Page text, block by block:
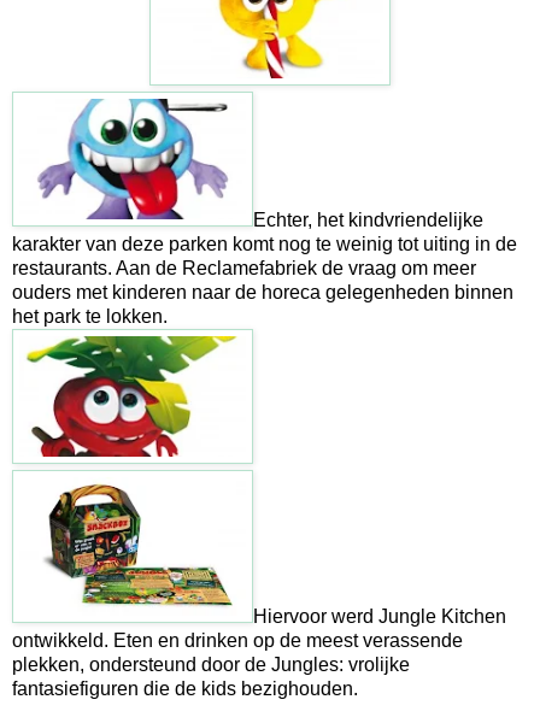
Echter, het kindvriendelijke
karakter van deze parken komt nog te weinig tot uiting in de
restaurants. Aan de Reclamefabriek de vraag om meer
ouders met kinderen naar de horeca gelegenheden binnen
het park te lokken.
Hiervoor werd Jungle Kitchen
ontwikkeld. Eten en drinken op de meest verassende
plekken, ondersteund door de Jungles: vrolijke
fantasiefiguren die de kids bezighouden.